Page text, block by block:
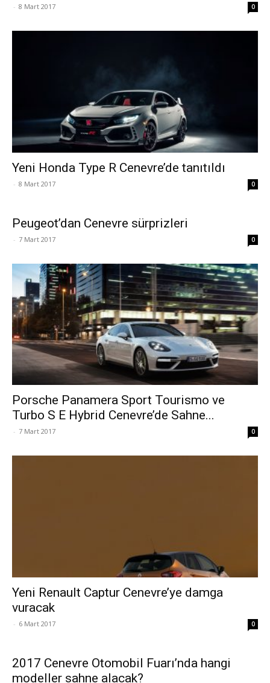
- 8 Mart 2017 0
Yeni Honda Type R Cenevre’de tanıtıldı
- 8 Mart 2017 0
Peugeot’dan Cenevre sürprizleri
- 7 Mart 2017 0
Porsche Panamera Sport Tourismo ve
Turbo S E Hybrid Cenevre’de Sahne...
- 7 Mart 2017 0
Yeni Renault Captur Cenevre’ye damga
vuracak
- 6 Mart 2017 0
2017 Cenevre Otomobil Fuarı’nda hangi
modeller sahne alacak?